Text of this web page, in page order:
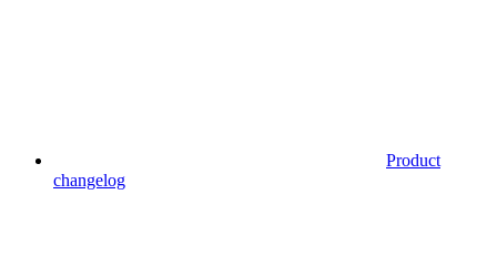
Product
changelog